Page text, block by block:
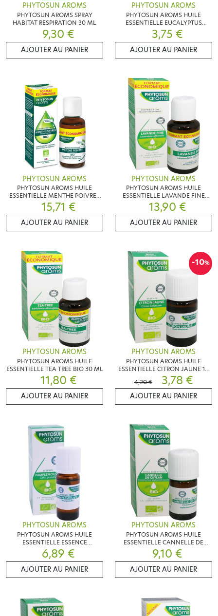
PHYTOSUN AROMS
PHYTOSUN AROMS SPRAY
HABITAT RESPIRATION 30 ML
9,30 €
AJOUTER AU PANIER
PHYTOSUN AROMS
PHYTOSUN AROMS HUILE
ESSENTIELLE EUCALYPTUS
GLOBULEUX 10 ML
3,75 €
AJOUTER AU PANIER
PHYTOSUN AROMS
PHYTOSUN AROMS HUILE
ESSENTIELLE MENTHE POIVREE
DIGESTION 30 ML
15,71 €
AJOUTER AU PANIER
PHYTOSUN AROMS
PHYTOSUN AROMS HUILE
ESSENTIELLE LAVANDE FINE
RELAXATION 30 ML
13,90 €
AJOUTER AU PANIER
PHYTOSUN AROMS
PHYTOSUN AROMS HUILE
ESSENTIELLE TEA TREE BIO 30 ML
11,80 €
AJOUTER AU PANIER
-10%
PHYTOSUN AROMS
PHYTOSUN AROMS HUILE
ESSENTIELLE CITRON JAUNE 10
ML
4,20 € 3,78 €
AJOUTER AU PANIER
PHYTOSUN AROMS
PHYTOSUN AROMS HUILE
ESSENTIELLE ESSENCE
PAMPLEMOUSSE BIO 10 ML
6,89 €
AJOUTER AU PANIER
PHYTOSUN AROMS
PHYTOSUN AROMS HUILE
ESSENTIELLE CANNELLE DE
CEYLAN 5 ML
9,10 €
AJOUTER AU PANIER